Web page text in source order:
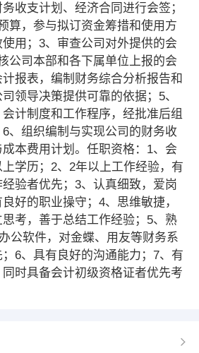
收支计划、经济合同进行会签；
算，参与拟订资金筹措和使用方
用；3、审查公司对外提供的会
公司本部和各下属单位上报的会
报表，编制财务综合分析报告和
领导决策提供可靠的依据；5、
计制度和工作程序，经批准后组
、组织编制与实现公司的财务收
本费用计划。任职资格：1、会
学历；2、2年以上工作经验，有
验者优先；3、认真细致，爱岗
好的职业操守；4、思维敏捷，
考，善于总结工作经验；5、熟
公软件，对金蝶、用友等财务系
6、具有良好的沟通能力；7、有
时具备会计初级资格证者优先考